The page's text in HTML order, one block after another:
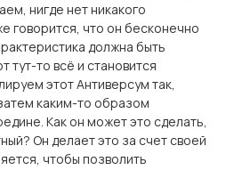
нигде нет никакого
говорится, что он бесконечно
должна быть
тут-то всё и становится
этот Антиверсум так,
каким-то образом
Как он может это сделать,
Он делает это за счет своей
чтобы позволить